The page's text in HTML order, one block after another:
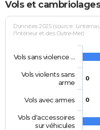
Vols et
Données 2025 (source :
l'Intérieur et des Outre-Mer)
0
0
Vols sans violence …
Vols violents sans
arme
Vols avec armes
Vols d'accessoires
sur véhicules